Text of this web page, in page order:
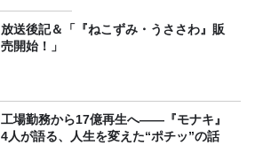
放送後記＆「『ねこずみ・うささわ』販
売開始！」
工場勤務から17億再生へ——『モナキ』
4人が語る、人生を変えた“ポチッ”の話